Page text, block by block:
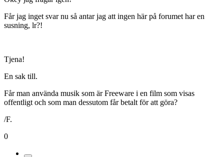
Får jag inget svar nu så antar jag att ingen här på forumet har en
susning, lr?!
Tjena!
En sak till.
Får man använda musik som är Freeware i en film som visas
offentligt och som man dessutom får betalt för att göra?
/F.
0